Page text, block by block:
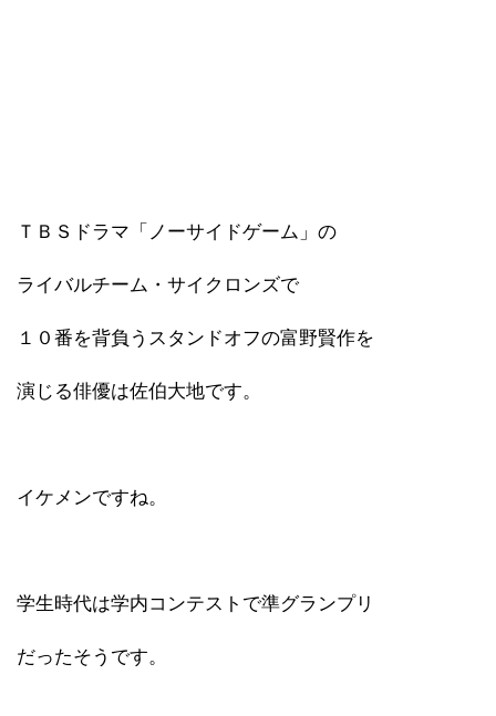
ＴＢＳドラマ「ノーサイドゲーム」の
ライバルチーム・サイクロンズで
１０番を背負うスタンドオフの富野賢作を
演じる俳優は佐伯大地です。
イケメンですね。
学生時代は学内コンテストで準グランプリ
だったそうです。